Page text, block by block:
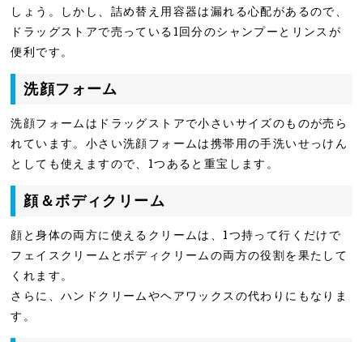
しょう。しかし、詰め替え用容器は漏れる心配があるので、
ドラッグストアで売っている1回分のシャンプーとリンスが
便利です。
洗顔フォーム
洗顔フォームはドラッグストアで小さいサイズのものが売ら
れています。小さい洗顔フォームは携帯用の手洗いせっけん
としても使えますので、1つあると重宝します。
顔＆ボディクリーム
顔と身体の両方に使えるクリームは、1つ持って行くだけで
フェイスクリームとボディクリームの両方の役割を果たして
くれます。
さらに、ハンドクリームやヘアワックスの代わりにもなりま
す。